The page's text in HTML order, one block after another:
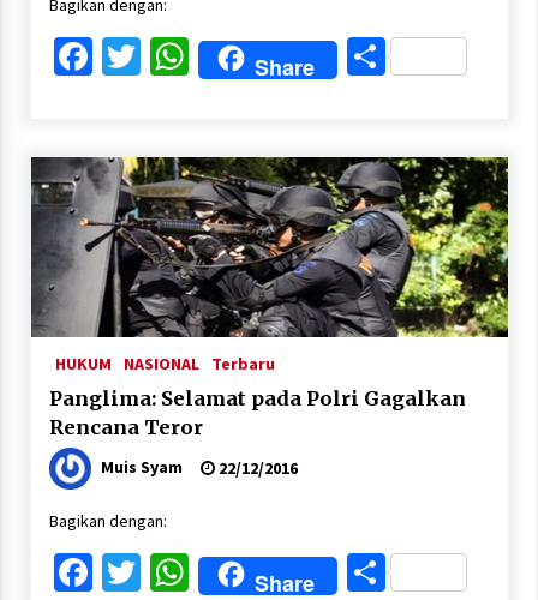
Bagikan dengan:
Facebook
Twitter
WhatsApp
Share Share
HUKUM NASIONAL Terbaru
Panglima: Selamat pada Polri Gagalkan
Rencana Teror
Muis Syam 22/12/2016
Bagikan dengan:
Facebook
Twitter
WhatsApp
Share Share